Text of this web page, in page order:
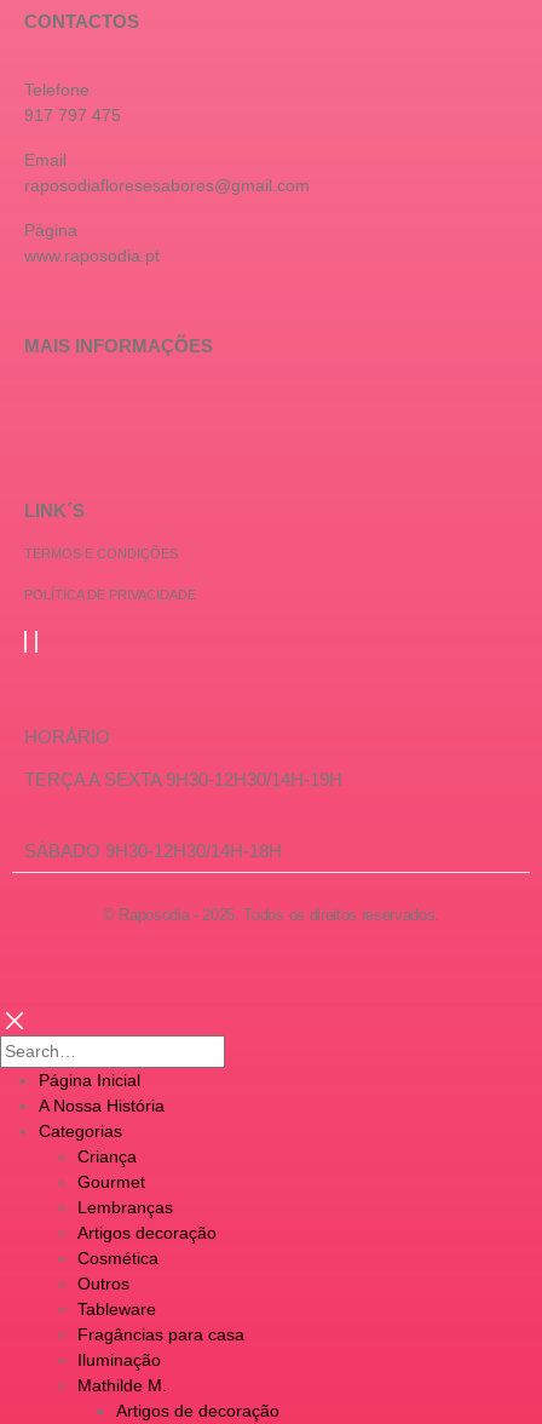
CONTACTOS
Telefone
917 797 475
Email
raposodiafloresesabores@gmail.com
Página
www.raposodia.pt
MAIS INFORMAÇÕES
LINK´S
TERMOS E CONDIÇÕES
POLÍTICA DE PRIVACIDADE
HORÁRIO
TERÇA A SEXTA 9H30-12H30/14H-19H
SÁBADO 9H30-12H30/14H-18H
© Raposodia - 2025. Todos os direitos reservados.
Página Inicial
A Nossa História
Categorias
Criança
Gourmet
Lembranças
Artigos decoração
Cosmética
Outros
Tableware
Fragâncias para casa
Iluminação
Mathilde M.
Artigos de decoração